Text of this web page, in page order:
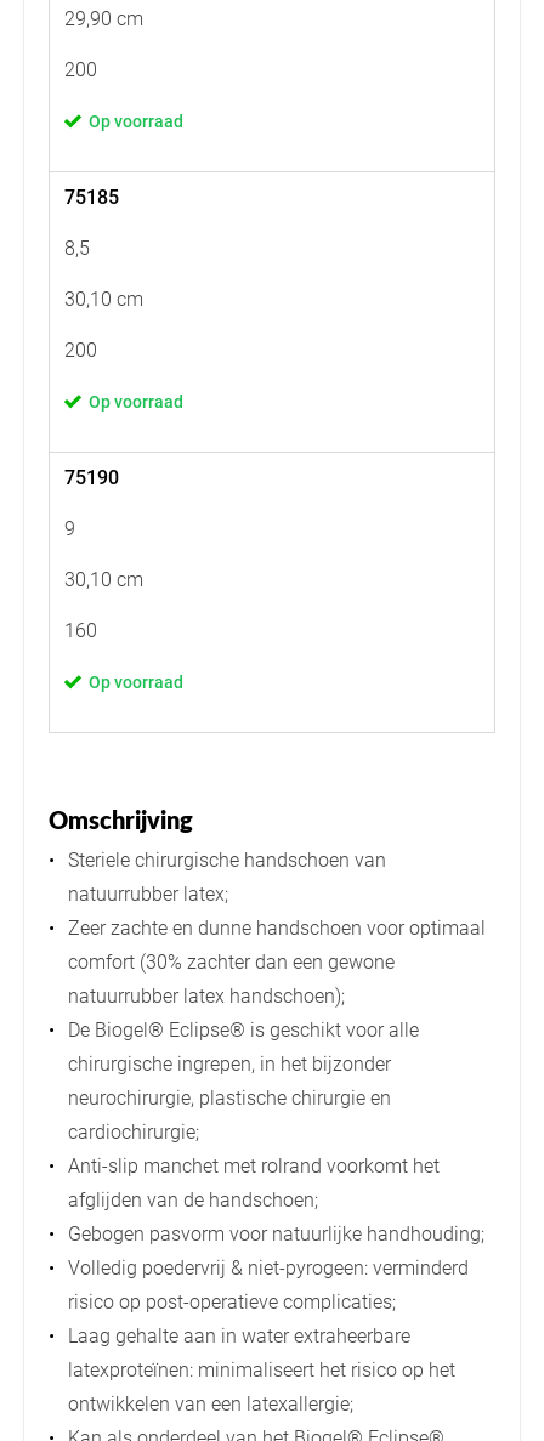
29,90 cm
200
Op voorraad
75185
8,5
30,10 cm
200
Op voorraad
75190
9
30,10 cm
160
Op voorraad
Omschrijving
Steriele chirurgische handschoen van
natuurrubber latex;
Zeer zachte en dunne handschoen voor optimaal
comfort (30% zachter dan een gewone
natuurrubber latex handschoen);
De Biogel® Eclipse® is geschikt voor alle
chirurgische ingrepen, in het bijzonder
neurochirurgie, plastische chirurgie en
cardiochirurgie;
Anti-slip manchet met rolrand voorkomt het
afglijden van de handschoen;
Gebogen pasvorm voor natuurlijke handhouding;
Volledig poedervrij & niet-pyrogeen: verminderd
risico op post-operatieve complicaties;
Laag gehalte aan in water extraheerbare
latexproteïnen: minimaliseert het risico op het
ontwikkelen van een latexallergie;